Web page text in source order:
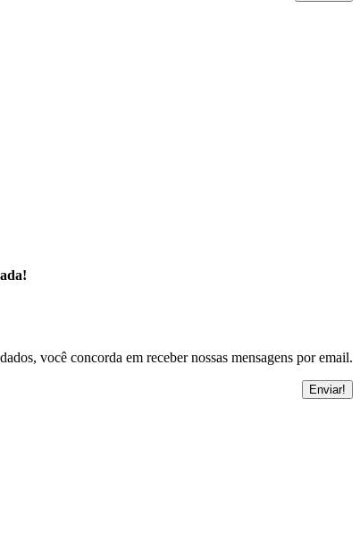
você concorda em receber nossas mensagens por email.